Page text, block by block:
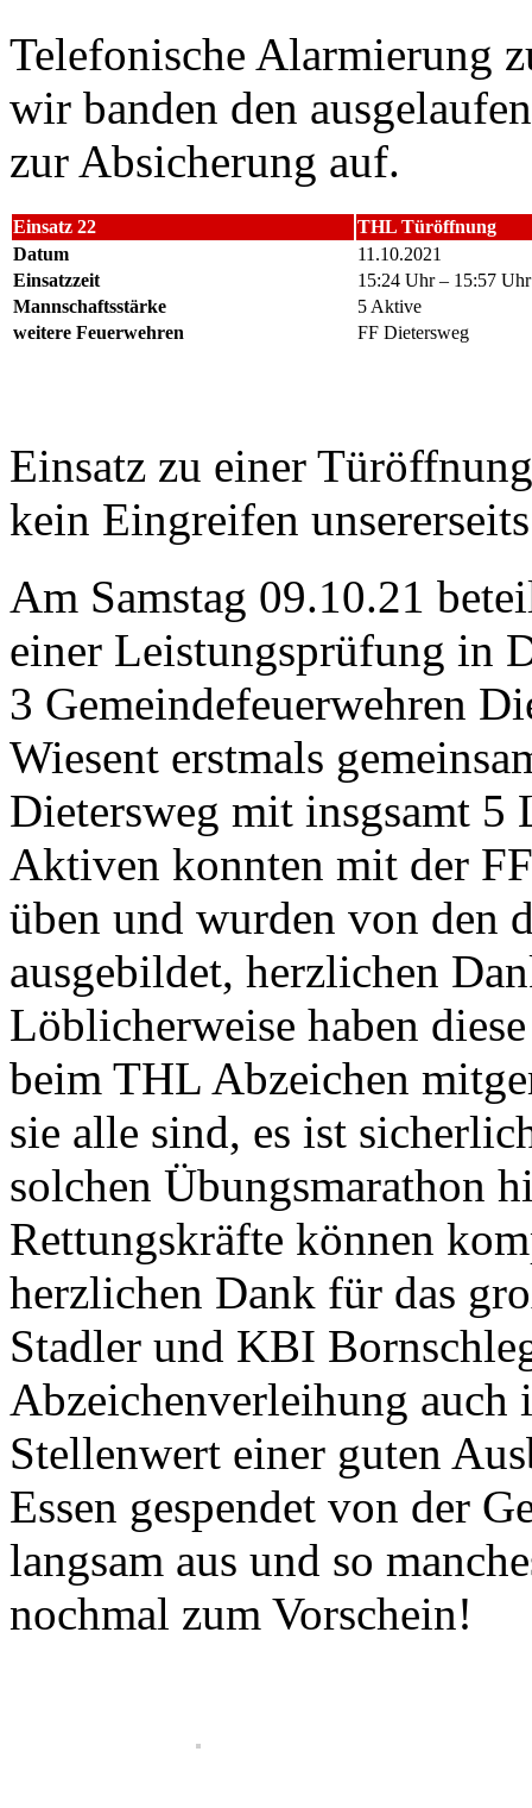
Telefonische Alarmierung
wir banden den
zur Absicherung auf.
Einsatz 22
THL Türöffnung
Datum
11.10.2021
Einsatzzeit
15:24 Uhr – 15:57 Uhr
Mannschaftsstärke
5 Aktive
weitere Feuerwehren
FF Dietersweg
Einsatz zu einer
kein Eingreifen
Am Samstag 09.10.21
einer Leistungsprüfung in
3 Gemeindefeuerwehren
Wiesent erstmals
Dietersweg mit insgsamt 5
Aktiven konnten mit der
üben und wurden von den
ausgebildet, herzlichen
Löblicherweise haben
beim THL Abzeichen
sie alle sind, es ist
solchen Übungsmarathon
Rettungskräfte können
herzlichen Dank für das
Stadler und KBI
Abzeichenverleihung auch
Stellenwert einer guten
Essen gespendet von der
langsam aus und so
nochmal zum Vorschein!